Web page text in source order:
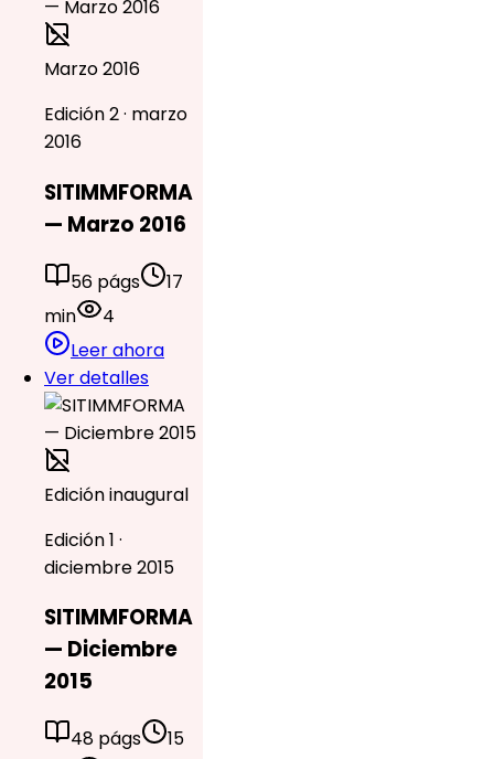
Marzo 2016
Edición 2 · marzo
2016
SITIMMFORMA
— Marzo 2016
56 págs
17
min
4
Leer ahora
Ver detalles
Edición inaugural
Edición 1 ·
diciembre 2015
SITIMMFORMA
— Diciembre
2015
48 págs
15